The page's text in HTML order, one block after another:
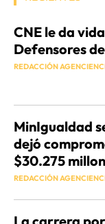
CNE le da
Defensores
REDACCIÓN
MinIgualdad
dejó
$30.275
REDACCIÓN